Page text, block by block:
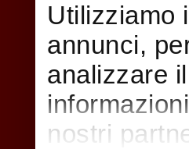
Utilizziamo
annunci,
analizzare
nostri